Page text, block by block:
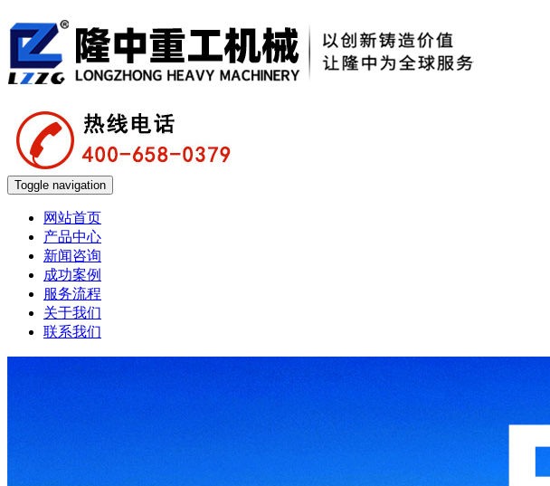
Toggle navigation
网站首页
产品中心
新闻咨询
成功案例
服务流程
关于我们
联系我们